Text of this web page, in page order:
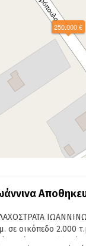
250.000 €
σε οικόπεδο 2.000